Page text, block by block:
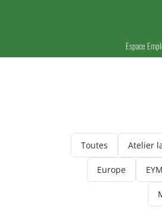
Espace
Toutes Atelier
Europe